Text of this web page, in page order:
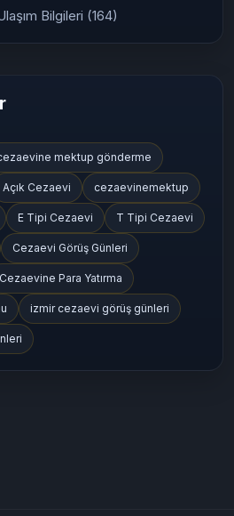
Bilgileri (164)
mektup gönderme
Açık Cezaevi cezaevinemektup
E Tipi Cezaevi T Tipi Cezaevi
Cezaevi Görüş Günleri
Cezaevine Para Yatırma
izmir cezaevi görüş günleri